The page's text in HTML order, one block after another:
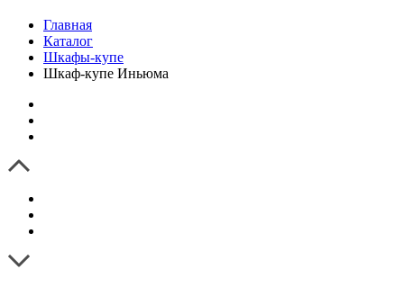
Главная
Каталог
Шкафы-купе
Шкаф-купе Иньюма